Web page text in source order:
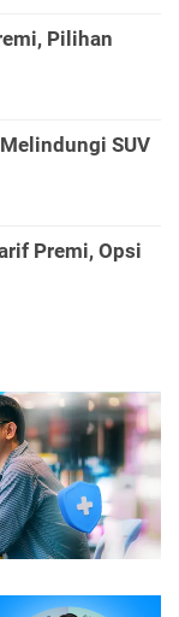
Pilihan
SUV
Premi, Opsi